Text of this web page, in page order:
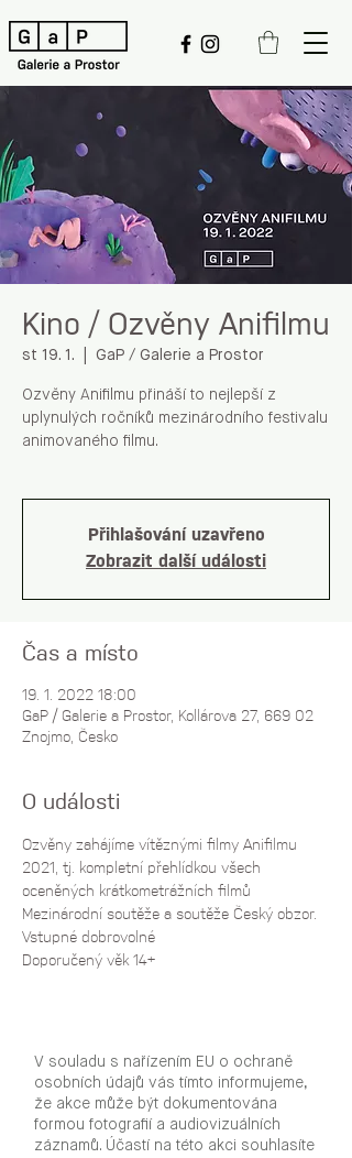
Kino / Ozvěny Anifilmu
st 19. 1. GaP / Galerie a Prostor
Ozvěny Anifilmu přináší to nejlepší z
uplynulých ročníků mezinárodního festivalu
animovaného filmu.
Přihlašování uzavřeno
Zobrazit další události
Čas a místo
19. 1. 2022 18:00
GaP / Galerie a Prostor, Kollárova 27, 669 02
Znojmo, Česko
O události
Ozvěny zahájíme vítěznými filmy Anifilmu
2021, tj. kompletní přehlídkou všech
oceněných krátkometrážních filmů
Mezinárodní soutěže a soutěže Český obzor.
Vstupné dobrovolné
Doporučený věk 14+
V souladu s nařízením EU o ochraně
osobních údajů vás tímto informujeme,
že akce může být dokumentována
formou fotografií a audiovizuálních
záznamů. Účastí na této akci souhlasíte